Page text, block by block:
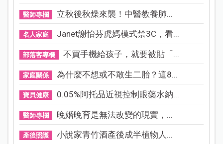
醫師專欄 立秋後秋燥來襲！中醫教養肺...
名人家庭 Janet謝怡芬虎媽模式禁3C，看...
部落客專欄 不買手機給孩子，就要被貼「...
家庭關係 為什麼不想或不敢生二胎？這8...
寶貝健康 0.05%阿托品近視控制眼藥水納...
醫師專欄 晚婚晚育是無法改變的現實，...
產後照護 小說家青竹酒產後成半植物人...